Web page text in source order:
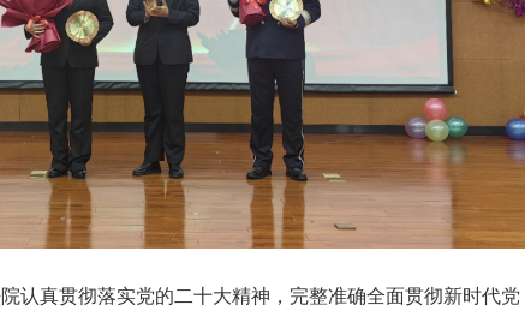
认真贯彻落实党的二十大精神，完整准确全面贯彻新时代党